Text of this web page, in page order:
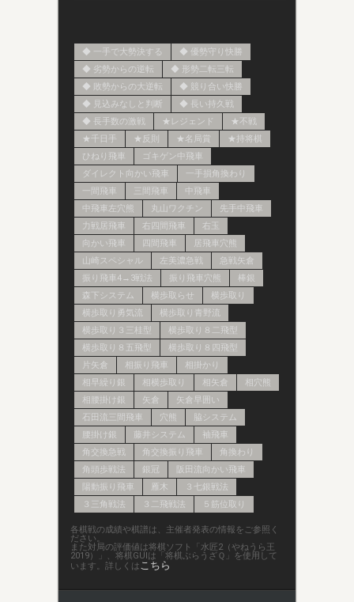
◆ 一手で大勢決する
◆ 優勢守り快勝
◆ 劣勢からの逆転
◆ 形勢二転三転
◆ 敗勢からの大逆転
◆ 競り合い快勝
◆ 見込みなしと判断
◆ 長い持久戦
◆ 長手数の激戦
★レジェンド
★不戦
★千日手
★反則 ★名局賞
★持将棋
ひねり飛車
ゴキゲン中飛車
ダイレクト向かい飛車
一手損角換わり
一間飛車
三間飛車
中飛車
中飛車左穴熊
丸山ワクチン
先手中飛車
力戦居飛車
右四間飛車
右玉
向かい飛車
四間飛車
居飛車穴熊
山崎スペシャル
左美濃急戦
急戦矢倉
振り飛車4→3戦法
振り飛車穴熊
棒銀
森下システム
横歩取らせ
横歩取り
横歩取り勇気流
横歩取り青野流
横歩取り３三桂型
横歩取り８二飛型
横歩取り８五飛型
横歩取り８四飛型
片矢倉
相振り飛車
相掛かり
相早繰り銀
相横歩取り 相矢倉
相穴熊
相腰掛け銀
矢倉
矢倉早囲い
石田流三間飛車
穴熊
脇システム
腰掛け銀
藤井システム
袖飛車
角交換急戦
角交換振り飛車
角換わり
角頭歩戦法
銀冠
阪田流向かい飛車
陽動振り飛車
雁木
３七銀戦法
３三角戦法
３二飛戦法 ５筋位取り
各棋戦の成績や棋譜は、主催者発表の情報をご参照く
ださい。
また対局の評価値は将棋ソフト「水匠2（やねうら王
2019）」、将棋GUIは「将棋ぶらうざＱ」を使用して
います。詳しくは こちら